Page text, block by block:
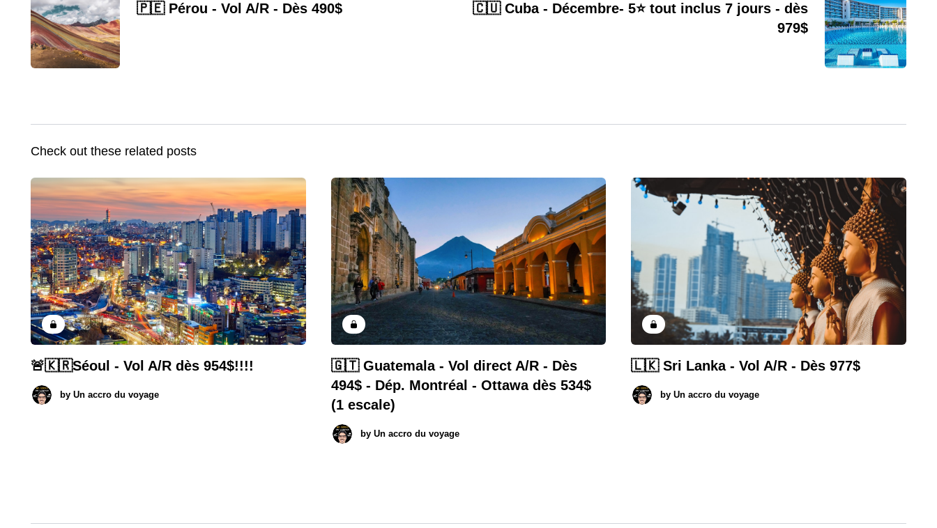
🇵🇪 Pérou - Vol A/R - Dès 490$
🇨🇺 Cuba - Décembre- 5⭐️ tout inclus 7 jours - dès
979$
Check out these related posts
🚨🇰🇷Séoul - Vol A/R dès 954$!!!!
by Un accro du voyage
🇬🇹 Guatemala - Vol direct A/R - Dès
494$ - Dép. Montréal - Ottawa dès 534$
(1 escale)
by Un accro du voyage
🇱🇰 Sri Lanka - Vol A/R - Dès 977$
by Un accro du voyage